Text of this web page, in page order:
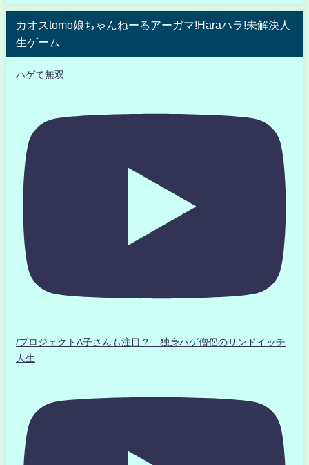
カオスtomo娘ちゃんねーるアーガマ!Haraハラ!未解決人
生ゲーム
ハゲて無双
/プロジェクトA子さんも注目？ 独身ハゲ僧侶のサンドイッチ
人生